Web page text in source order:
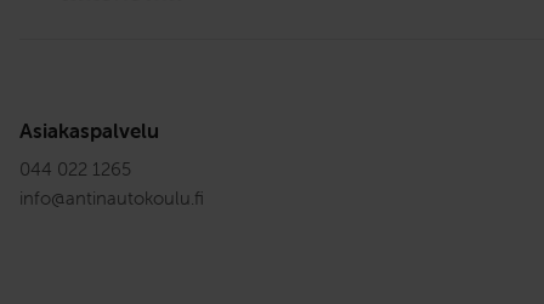
Asiakaspalvelu
044 022 1265
info@antinautokoulu.fi